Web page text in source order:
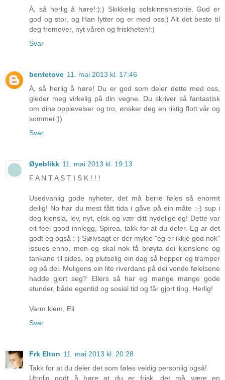
Å, så herlig å høre!:):) Skikkelig solskinnshistorie. Gud er
god og stor, og Han lytter og er med oss:) Alt det beste til
deg fremover, nyt våren og friskheten!:)
Svar
bentetove 11. mai 2013 kl. 17:46
Å, så herlig å høre! Du er god som deler dette med oss,
gleder meg virkelig på din vegne. Du skriver så fantastisk
om dine opplevelser og tro, ønsker deg en riktig flott vår og
sommer:))
Svar
Øyeblikk 11. mai 2013 kl. 19:13
F A N T A S T I S K ! ! !
Usedvanlig gode nyheter, det må berre føles så enormt
deilig! No har du mest fått tida i gåve på ein måte :-) sup i
deg kjensla, lev, nyt, elsk og vær ditt nydelige eg! Dette var
eit feel good innlegg, Spirea, takk for at du deler. Eg ar det
godt eg også :-) Sjølvsagt er der mykje "eg er ikkje god nok"
issues enno, men eg skal nok få brøyta dei kjenslene og
tankane til sides, og plutselig ein dag så hopper og tramper
eg på dei. Muligens ein lite riverdans på dei vonde følelsene
hadde gjort seg? Ellers så har eg mange mange gode
stunder, både egentid og sosial tid og får gjort ting. Herlig!
Varm klem, Eli
Svar
Frk Elton 11. mai 2013 kl. 20:28
Takk for at du deler det som føles veldig personlig også!
Utrolig godt å høre at du er frisk, det må være en